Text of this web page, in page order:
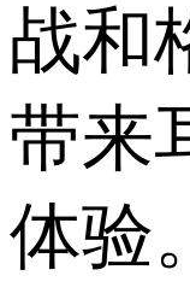
战和
带来
体验。